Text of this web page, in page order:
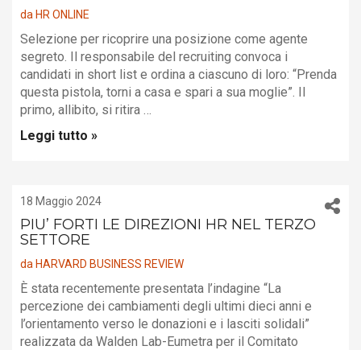
da HR ONLINE
Selezione per ricoprire una posizione come agente
segreto. Il responsabile del recruiting convoca i
candidati in short list e ordina a ciascuno di loro: “Prenda
questa pistola, torni a casa e spari a sua moglie”. Il
primo, allibito, si ritira …
Leggi tutto »
18 Maggio 2024
PIU’ FORTI LE DIREZIONI HR NEL TERZO
SETTORE
da HARVARD BUSINESS REVIEW
È stata recentemente presentata l’indagine “La
percezione dei cambiamenti degli ultimi dieci anni e
l’orientamento verso le donazioni e i lasciti solidali”
realizzata da Walden Lab-Eumetra per il Comitato